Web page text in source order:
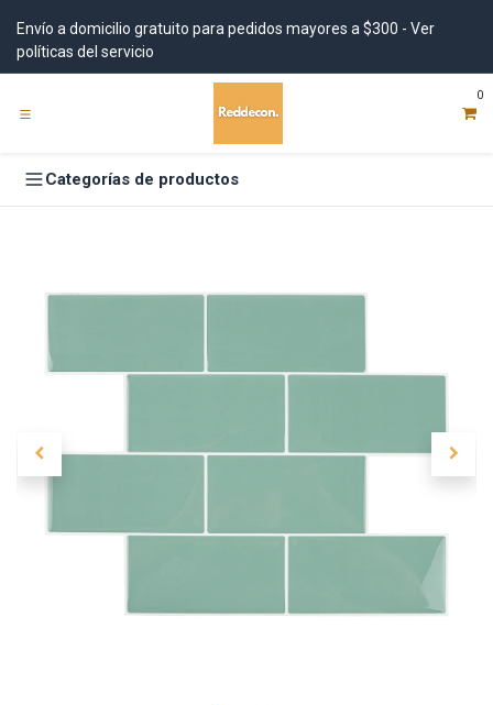
Envío a domicilio gratuito para pedidos mayores a $300 - Ver
políticas del servicio
0
Categorías de productos